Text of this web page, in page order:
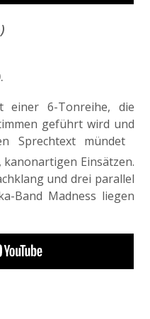
einer 6-Tonreihe, die
geführt wird und
Sprechtext mündet 
Einsätzen.
und drei parallel
Band Madness liegen